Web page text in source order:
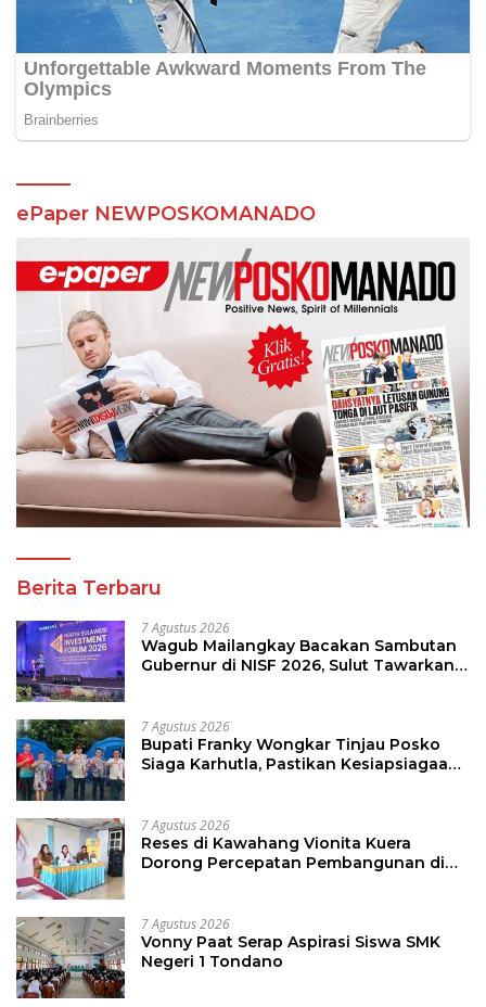
ePaper NEWPOSKOMANADO
Berita Terbaru
7 Agustus 2026
Wagub Mailangkay Bacakan Sambutan
Gubernur di NISF 2026, Sulut Tawarkan
7 Agustus 2026
Bupati Franky Wongkar Tinjau Posko
Siaga Karhutla, Pastikan Kesiapsiagaan
7 Agustus 2026
Reses di Kawahang Vionita Kuera
Dorong Percepatan Pembangunan di
7 Agustus 2026
Vonny Paat Serap Aspirasi Siswa SMK
Negeri 1 Tondano